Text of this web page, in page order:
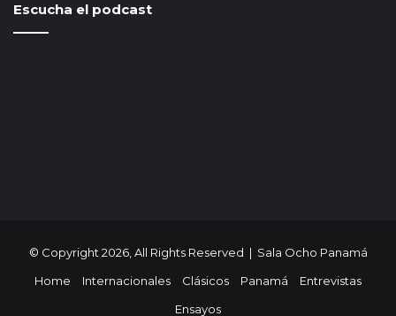
Escucha el podcast
© Copyright 2026, All Rights Reserved | Sala Ocho Panamá
Home
Internacionales Clásicos Panamá
Entrevistas
Ensayos